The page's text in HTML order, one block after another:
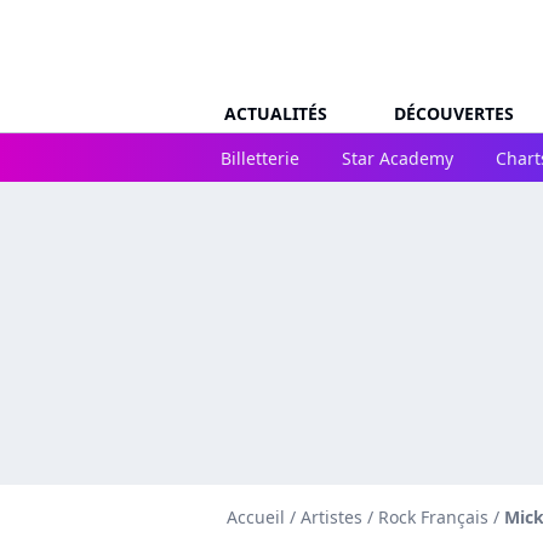
ACTUALITÉS
DÉCOUVERTES
Billetterie
Star Academy
Accueil / Artistes / Rock Français /